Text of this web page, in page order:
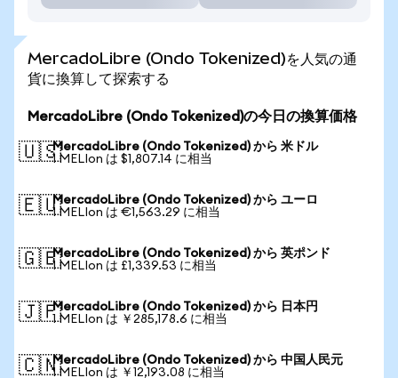
MercadoLibre (Ondo Tokenized)を人気の通
貨に換算して探索する
MercadoLibre (Ondo Tokenized)の今日の換算価格
🇺🇸MercadoLibre (Ondo Tokenized) から 米ドル
1 MELIon は $1,807.14 に相当
🇪🇺MercadoLibre (Ondo Tokenized) から ユーロ
1 MELIon は €1,563.29 に相当
🇬🇧MercadoLibre (Ondo Tokenized) から 英ポンド
1 MELIon は £1,339.53 に相当
🇯🇵MercadoLibre (Ondo Tokenized) から 日本円
1 MELIon は ￥285,178.6 に相当
🇨🇳MercadoLibre (Ondo Tokenized) から 中国人民元
1 MELIon は ￥12,193.08 に相当